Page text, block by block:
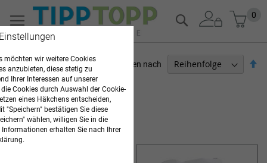
Zum
Inhalt
0
Suche
Artikel1-20von51
Sortieren nach
HYGIENEPAPIER UND ZUBEHÖR
ARZTBEDARF
möchten wir weitere Cookies
anzubieten, diese stetig zu
Ihrer Interessen auf unserer
Cookies durch Auswahl der Cookie-
eines Häkchens entscheiden,
"Speichern" bestätigen Sie diese
wählen, willigen Sie in die
erhalten Sie nach Ihrer